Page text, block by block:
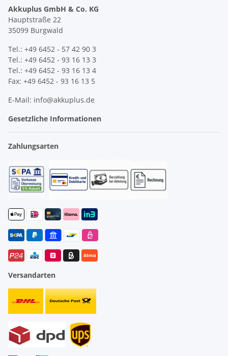
Akkuplus GmbH & Co. KG
Hauptstraße 22
35099 Burgwald
Tel.: +49 6452 - 57 42 90 3
Tel.: +49 6452 - 93 16 13 3
Tel.: +49 6452 - 93 16 13 4
Fax: +49 6452 - 93 16 13 5
E-Mail: info@akkuplus.de
Gesetzliche Informationen
Zahlungsarten
Versandarten